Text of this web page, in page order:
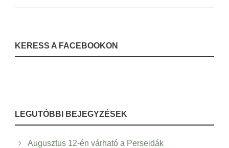
KERESS A FACEBOOKON
LEGUTÓBBI BEJEGYZÉSEK
Augusztus 12-én várható a Perseidák